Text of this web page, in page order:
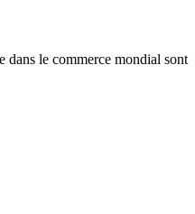
dans le commerce mondial sont